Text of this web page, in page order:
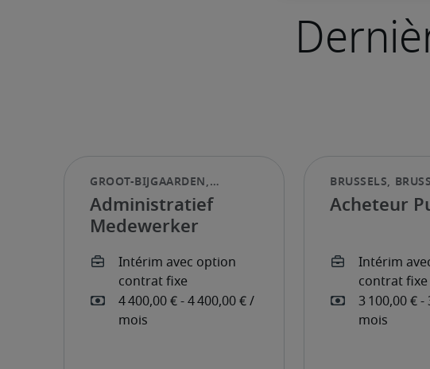
Administratief
Medewerker
Acheteur